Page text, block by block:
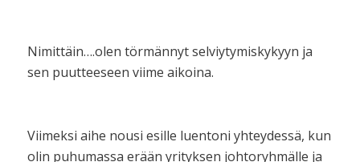
Nimittäin….olen törmännyt selviytymiskykyyn ja
sen puutteeseen viime aikoina.
Viimeksi aihe nousi esille luentoni yhteydessä, kun
olin puhumassa erään yrityksen johtoryhmälle ja